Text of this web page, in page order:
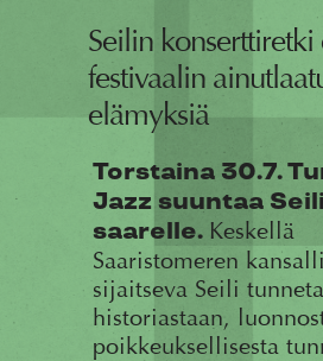
Seilin konserttiretki
festivaalin
elämyksiä
Torstaina 30.7.
Jazz suuntaa
saarelle. Keskellä
Saaristomeren
sijaitseva Seili
historiastaan,
poikkeuksellisesta